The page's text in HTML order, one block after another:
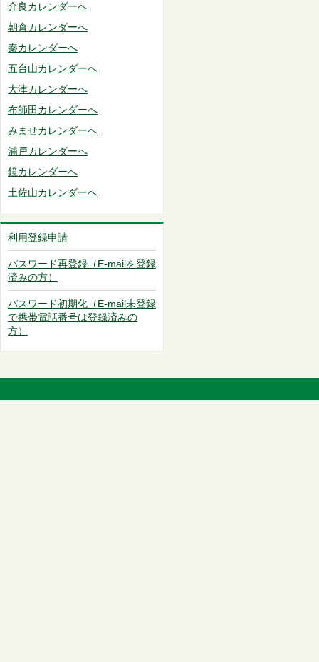
介良カレンダーへ
朝倉カレンダーへ
秦カレンダーへ
五台山カレンダーへ
大津カレンダーへ
布師田カレンダーへ
みませカレンダーへ
浦戸カレンダーへ
鏡カレンダーへ
土佐山カレンダーへ
利用登録申請
パスワード再登録（E-mailを登録
済みの方）
パスワード初期化（E-mail未登録
で携帯電話番号は登録済みの
方）